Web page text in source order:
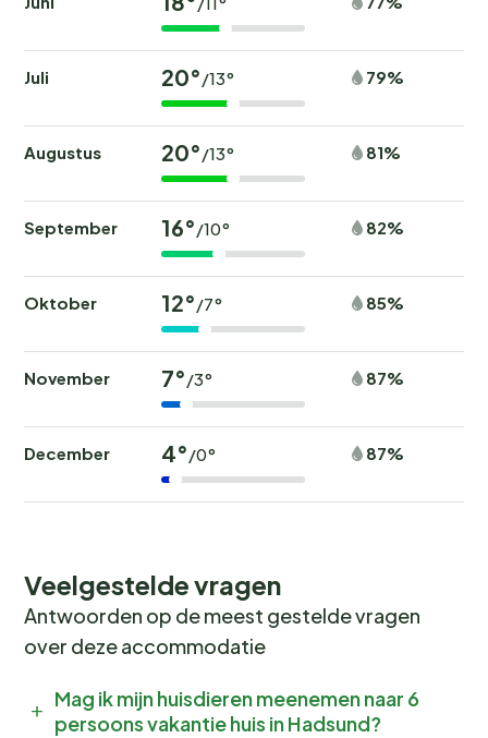
Juli 20°/13° 79%
Augustus 20°/13° 81%
September 16°/10° 82%
Oktober 12°/7° 85%
November 7°/3° 87%
December 4°/0° 87%
Veelgestelde vragen
Antwoorden op de meest gestelde vragen
over deze accommodatie
Mag ik mijn huisdieren meenemen naar 6
persoons vakantie huis in Hadsund?